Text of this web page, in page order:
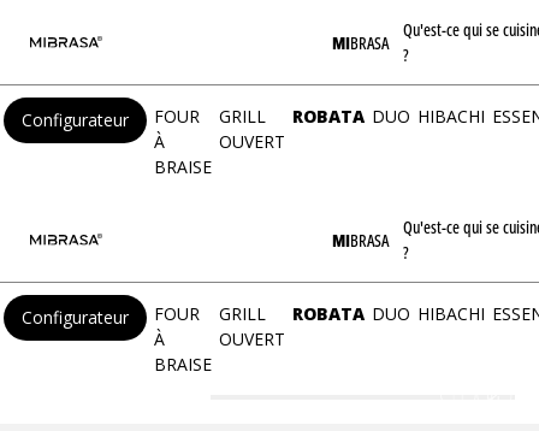
MIBRASA
Qu'est-ce qui se
?
Configurateur
FOUR
À
BRAISE
GRILL
OUVERT
ROBATA DUO HIBACHI